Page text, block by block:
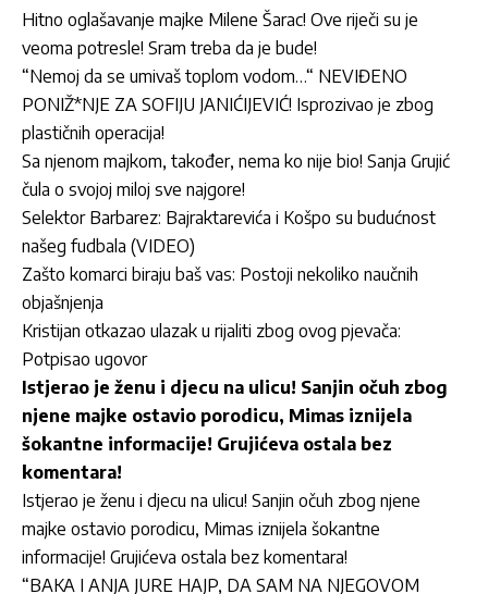
Hitno oglašavanje majke Milene Šarac! Ove riječi su je
veoma potresle! Sram treba da je bude!
“Nemoj da se umivaš toplom vodom…“ NEVIĐENO
PONIŽ*NJE ZA SOFIJU JANIĆIJEVIĆ! Isprozivao je zbog
plastičnih operacija!
Sa njenom majkom, također, nema ko nije bio! Sanja Grujić
čula o svojoj miloj sve najgore!
Selektor Barbarez: Bajraktarevića i Košpo su budućnost
našeg fudbala (VIDEO)
Zašto komarci biraju baš vas: Postoji nekoliko naučnih
objašnjenja
Kristijan otkazao ulazak u rijaliti zbog ovog pjevača:
Potpisao ugovor
Istjerao je ženu i djecu na ulicu! Sanjin očuh zbog
njene majke ostavio porodicu, Mimas iznijela
šokantne informacije! Grujićeva ostala bez
komentara!
Istjerao je ženu i djecu na ulicu! Sanjin očuh zbog njene
majke ostavio porodicu, Mimas iznijela šokantne
informacije! Grujićeva ostala bez komentara!
“BAKA I ANJA JURE HAJP, DA SAM NA NJEGOVOM